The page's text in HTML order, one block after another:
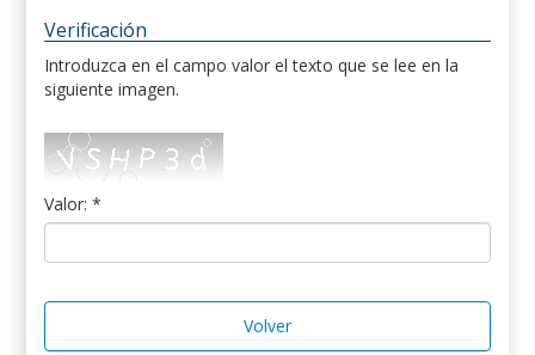
Verificación
Introduzca en el campo valor el texto que se lee en la
siguiente imagen.
Valor: *
Volver